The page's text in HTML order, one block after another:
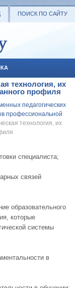
ПОИСК ПО САЙТУ
технология, их
профиля
педагогических
профессиональной
технология, их
специалиста;
связей
образовательного
которые
системы
в